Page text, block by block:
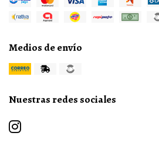
Medios de envío
Nuestras redes sociales